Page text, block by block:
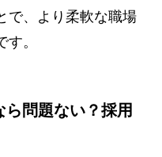
で、より柔軟な職場
。
問題ない？採用